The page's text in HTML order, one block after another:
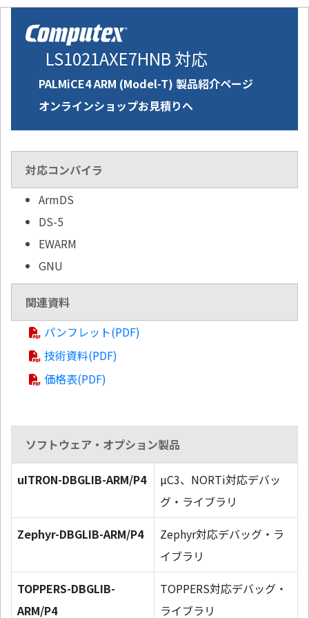
LS1021AXE7HNB 対応
PALMiCE4 ARM (Model-T) 製品紹介ページ
オンラインショップお見積りへ
対応コンパイラ
ArmDS
DS-5
EWARM
GNU
関連資料
パンフレット(PDF)
技術資料(PDF)
価格表(PDF)
ソフトウェア・オプション製品
uITRON-DBGLIB-ARM/P4
µC3、NORTi対応デバッ
グ・ライブラリ
Zephyr-DBGLIB-ARM/P4
Zephyr対応デバッグ・ラ
イブラリ
TOPPERS-DBGLIB-
ARM/P4
TOPPERS対応デバッグ・
ライブラリ